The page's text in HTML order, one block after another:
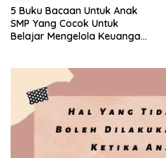
5 Buku Bacaan Untuk Anak
SMP Yang Cocok Untuk
Belajar Mengelola Keuangan